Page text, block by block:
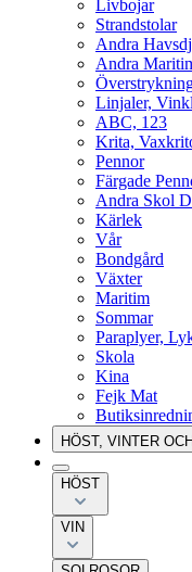
Livbojar
Strandstolar
Andra
Andra
Linjaler,
ABC, 123
Krita,
Pennor
Färgade
Andra Skol
Kärlek
Vår
Bondgård
Växter
Maritim
Sommar
Paraplyer,
Skola
Kina
Fejk Mat
HÖST, VINTER
HÖST
VIN